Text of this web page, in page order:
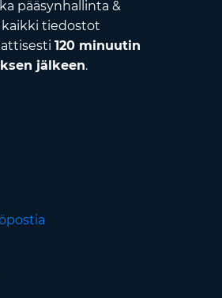
pääsynhallinta &
tiedostot
120 minuutin
jälkeen.